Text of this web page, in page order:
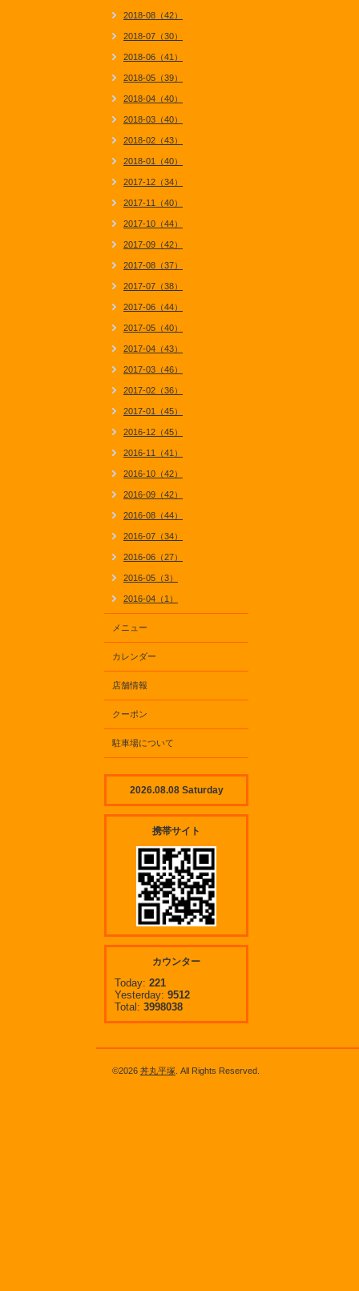
2018-08（42）
2018-07（30）
2018-06（41）
2018-05（39）
2018-04（40）
2018-03（40）
2018-02（43）
2018-01（40）
2017-12（34）
2017-11（40）
2017-10（44）
2017-09（42）
2017-08（37）
2017-07（38）
2017-06（44）
2017-05（40）
2017-04（43）
2017-03（46）
2017-02（36）
2017-01（45）
2016-12（45）
2016-11（41）
2016-10（42）
2016-09（42）
2016-08（44）
2016-07（34）
2016-06（27）
2016-05（3）
2016-04（1）
メニュー
カレンダー
店舗情報
クーポン
駐車場について
2026.08.08 Saturday
携帯サイト
カウンター
Today: 221
Yesterday: 9512
Total: 3998038
©2026 丼丸平塚 . All Rights Reserved.